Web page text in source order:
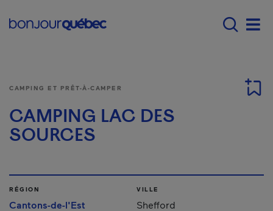
Main navigation -
CAMPING ET PRÊT-À-CAMPER
CAMPING LAC DES
SOURCES
RÉGION
Cantons-de-l'Est
VILLE
Shefford